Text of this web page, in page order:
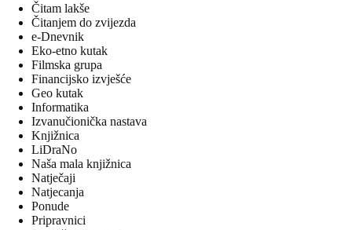
Čitam lakše
Čitanjem do zvijezda
e-Dnevnik
Eko-etno kutak
Filmska grupa
Financijsko izvješće
Geo kutak
Informatika
Izvanučionička nastava
Knjižnica
LiDraNo
Naša mala knjižnica
Natječaji
Natjecanja
Ponude
Pripravnici